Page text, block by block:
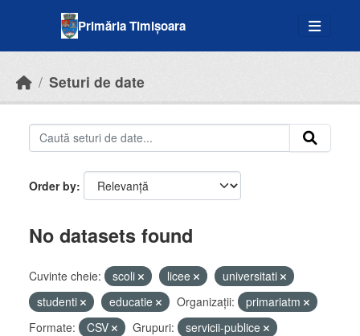
Primăria Timișoara
Seturi de date
Order by
No datasets found
Cuvinte cheie: scoli licee
universitati
studenti
educatie Organizații:
primariatm
Formate:
CSV Grupuri:
servicii-publice